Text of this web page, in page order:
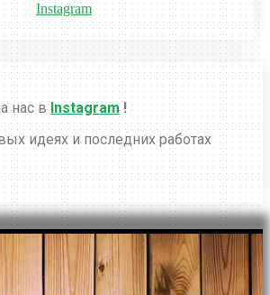
Instagram
нас в Instagram !
идеях и последних работах